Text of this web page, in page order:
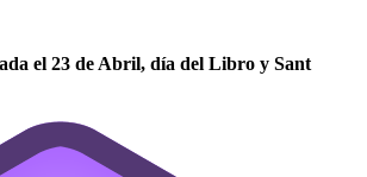
el 23 de Abril, día del Libro y Sant